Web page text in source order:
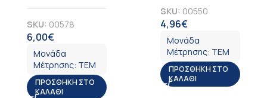
SKU: 00578
6,00€
Μονάδα
Μέτρησης: ΤΕΜ
ΠΡΟΣΘΉΚΗ ΣΤΟ
ΚΑΛΆΘΙ
SKU: 00550
4,96€
Μονάδα
Μέτρησης: ΤΕΜ
ΠΡΟΣΘΉΚΗ ΣΤΟ
ΚΑΛΆΘΙ